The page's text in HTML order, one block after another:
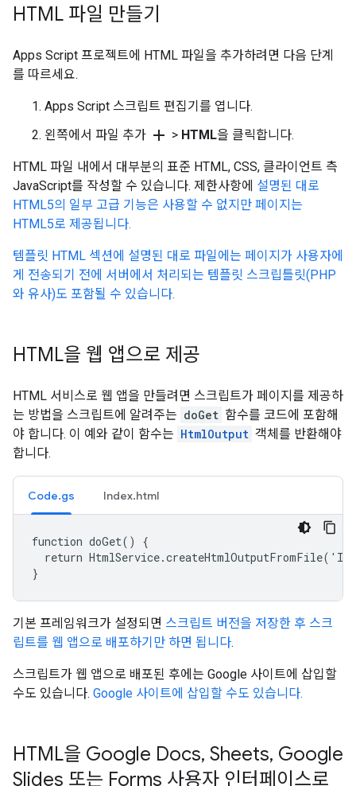
HTML 파일 만들기
Apps Script 프로젝트에 HTML 파일을 추가하려면 다음 단계
를 따르세요.
Apps Script 스크립트 편집기를 엽니다.
왼쪽에서 파일 추가 add > HTML을 클릭합니다.
HTML 파일 내에서 대부분의 표준 HTML, CSS, 클라이언트 측
JavaScript를 작성할 수 있습니다. 제한사항에 설명된 대로
HTML5의 일부 고급 기능은 사용할 수 없지만 페이지는
HTML5로 제공됩니다.
템플릿 HTML 섹션에 설명된 대로 파일에는 페이지가 사용자에
게 전송되기 전에 서버에서 처리되는 템플릿 스크립틀릿(PHP
와 유사)도 포함될 수 있습니다.
HTML을 웹 앱으로 제공
HTML 서비스로 웹 앱을 만들려면 스크립트가 페이지를 제공하
는 방법을 스크립트에 알려주는 doGet 함수를 코드에 포함해
야 합니다. 이 예와 같이 함수는 HtmlOutput 객체를 반환해야
합니다.
Code.gs Index.html
function doGet() {
return
}
기본 프레임워크가 설정되면 스크립트 버전을 저장한 후 스크
립트를 웹 앱으로 배포하기만 하면 됩니다.
스크립트가 웹 앱으로 배포된 후에는 Google 사이트에 삽입할
수도 있습니다. Google 사이트에 삽입할 수도 있습니다.
HTML을 Google Docs, Sheets, Google
Slides 또는 Forms 사용자 인터페이스로